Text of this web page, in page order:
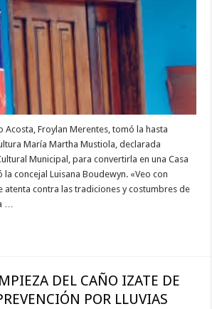
Acosta, Froylan Merentes, tomó la hasta
María Martha Mustiola, declarada
Municipal, para convertirla en una Casa
concejal Luisana Boudewyn. «Veo con
atenta contra las tradiciones y costumbres de
…
DEL CAÑO IZATE DE
POR LLUVIAS